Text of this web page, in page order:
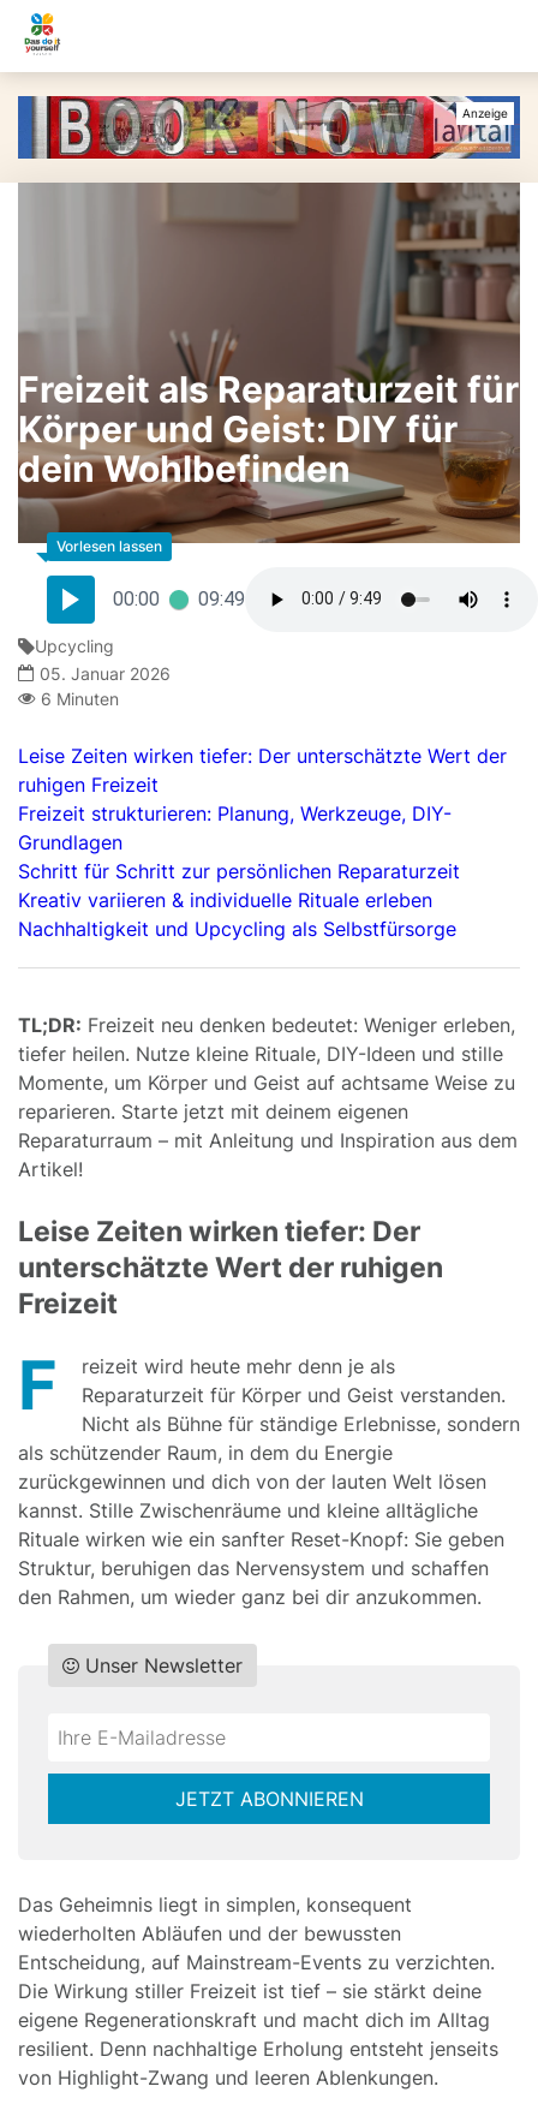
Freizeit als Reparaturzeit für
Körper und Geist: DIY für
dein Wohlbefinden
00:00 09:49
Upcycling
05. Januar 2026
6 Minuten
Leise Zeiten wirken tiefer: Der unterschätzte Wert der
ruhigen Freizeit
Freizeit strukturieren: Planung, Werkzeuge, DIY-
Grundlagen
Schritt für Schritt zur persönlichen Reparaturzeit
Kreativ variieren & individuelle Rituale erleben
Nachhaltigkeit und Upcycling als Selbstfürsorge
TL;DR: Freizeit neu denken bedeutet: Weniger erleben,
tiefer heilen. Nutze kleine Rituale, DIY-Ideen und stille
Momente, um Körper und Geist auf achtsame Weise zu
reparieren. Starte jetzt mit deinem eigenen
Reparaturraum – mit Anleitung und Inspiration aus dem
Artikel!
Leise Zeiten wirken tiefer: Der
unterschätzte Wert der ruhigen
Freizeit
F
reizeit wird heute mehr denn je als
Reparaturzeit für Körper und Geist verstanden.
Nicht als Bühne für ständige Erlebnisse, sondern
als schützender Raum, in dem du Energie
zurückgewinnen und dich von der lauten Welt lösen
kannst. Stille Zwischenräume und kleine alltägliche
Rituale wirken wie ein sanfter Reset-Knopf: Sie geben
Struktur, beruhigen das Nervensystem und schaffen
den Rahmen, um wieder ganz bei dir anzukommen.
Do
Unser Newsletter
*Ihre
JETZT ABONNIEREN
Das Geheimnis liegt in simplen, konsequent
wiederholten Abläufen und der bewussten
Entscheidung, auf Mainstream-Events zu verzichten.
Die Wirkung stiller Freizeit ist tief – sie stärkt deine
eigene Regenerationskraft und macht dich im Alltag
resilient. Denn nachhaltige Erholung entsteht jenseits
von Highlight-Zwang und leeren Ablenkungen.